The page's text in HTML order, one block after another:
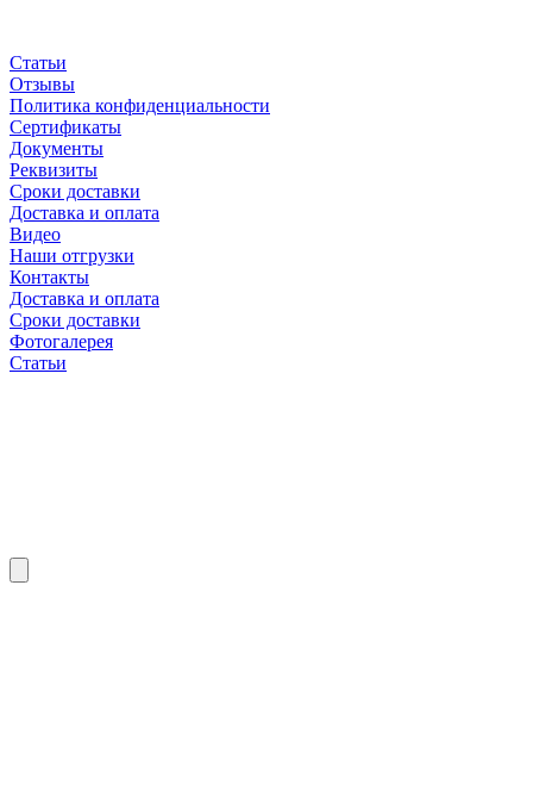
Статьи
Отзывы
Политика конфиденциальности
Сертификаты
Документы
Реквизиты
Сроки доставки
Доставка и оплата
Видео
Наши отгрузки
Контакты
Доставка и оплата
Сроки доставки
Фотогалерея
Статьи